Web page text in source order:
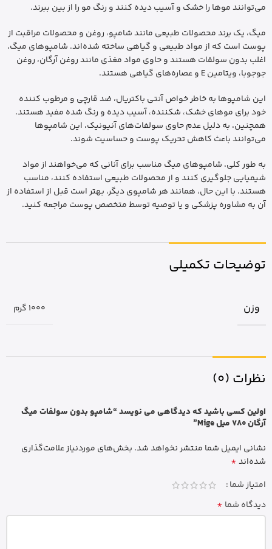
می‌توانند موها را خشک و آسیب دیده کنند و رنگ مو را از بین ببرند.
میگ، یک برند محصولات طبیعی مانند شامپو، روغن و محصولات مراقبت از
پوست است که از مواد طبیعی و گیاهی ساخته شده‌اند. شامپوهای میگ،
اغلب بدون سولفات هستند و حاوی مواد مغذی مانند روغن آرگان، روغن
جوجوبا، ویتامین E و عصاره‌های گیاهی هستند.
این شامپوها به خاطر خواص آنتی باکتریال، ضد قارچی و مرطوب کننده
خود برای موهای خشک، شکننده، آسیب دیده و رنگ شده مفید هستند.
همچنین، به دلیل عدم حاوی سولفات‌های آنیونیک، این شامپوها
می‌توانند باعث کاهش تحریک پوست و حساسیت شوند.
به طور کلی، شامپوهای میگ مناسب برای آنانی که می‌خواهند از مواد
شیمیایی جلوگیری کنند و از محصولات طبیعی استفاده کنند، مناسب
هستند. با این حال، همانند هر شامپوی دیگر، بهتر است قبل از استفاده از
آن به مشاوره پزشکی و یا توصیه توسط متخصص پوست مراجعه کنید.
توضیحات تکمیلی
وزن 1000 گرم
نظرات (0)
اولین کسی باشید که دیدگاهی می نویسد “شامپو بدون سولفات میگ
آرگان 780 میل Mige”
نشانی ایمیل شما منتشر نخواهد شد. بخش‌های موردنیاز علامت‌گذاری
شده‌اند*
امتیاز شما
دیدگاه شما *